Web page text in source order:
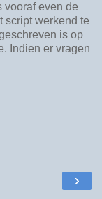
vooraf even de
script werkend te
is op
Indien er vragen
›